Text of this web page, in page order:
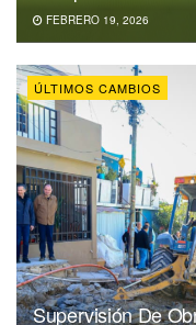
FEBRERO 19, 2026
ÚLTIMOS CAMBIOS
Supervisión De